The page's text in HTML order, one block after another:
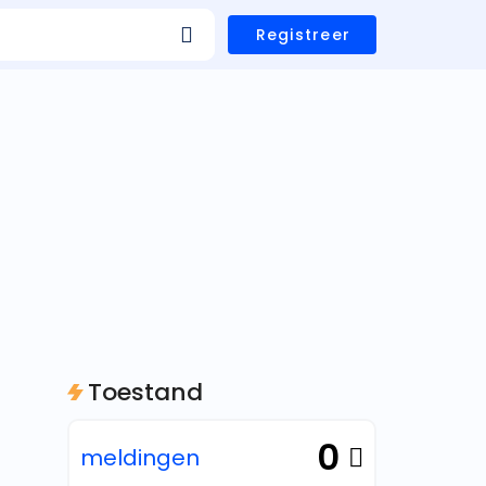
Registreer
Toestand
meldingen 0